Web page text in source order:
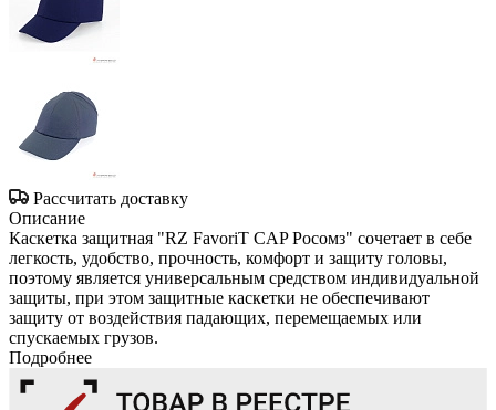
Рассчитать доставку
Описание
Каскетка защитная "RZ FavoriT CAP Росомз" сочетает в себе
легкость, удобство, прочность, комфорт и защиту головы,
поэтому является универсальным средством индивидуальной
защиты, при этом защитные каскетки не обеспечивают
защиту от воздействия падающих, перемещаемых или
спускаемых грузов.
Подробнее